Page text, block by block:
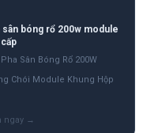
bóng rổ 200w module
Sân Bóng Rổ 200W
Chói Module Khung Hộp